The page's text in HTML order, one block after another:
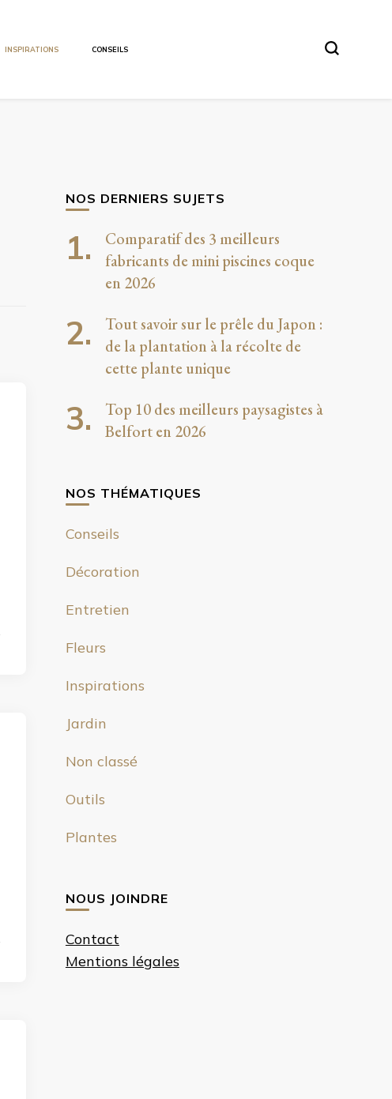
INSPIRATIONS CONSEILS
NOS DERNIERS SUJETS
Comparatif des 3 meilleurs
fabricants de mini piscines coque
en 2026
Tout savoir sur le prêle du Japon :
de la plantation à la récolte de
cette plante unique
Top 10 des meilleurs paysagistes à
Belfort en 2026
NOS THÉMATIQUES
Conseils
Décoration
Entretien
Fleurs
Inspirations
Jardin
Non classé
Outils
Plantes
NOUS JOINDRE
Contact
Mentions légales